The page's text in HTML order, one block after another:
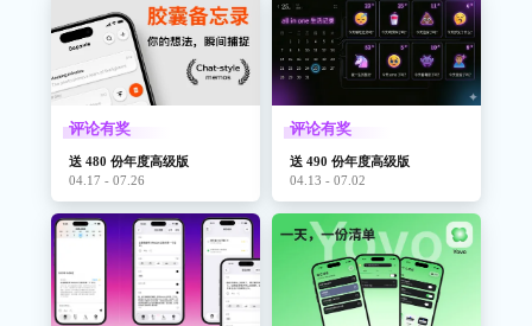
评论有奖
送 480 份年度高级版
04.17 - 07.26
评论有奖
送 490 份年度高级版
04.13 - 07.02